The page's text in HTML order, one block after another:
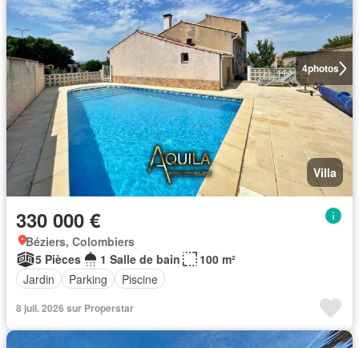
4photos
Villa
330 000 €
Béziers, Colombiers
5 Pièces
1 Salle de bain
100 m²
Jardin
Parking Piscine
8 juil. 2026 sur Properstar